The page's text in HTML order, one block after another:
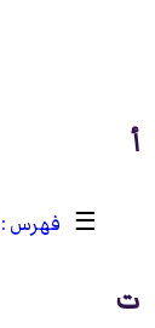
أ
☰
ت